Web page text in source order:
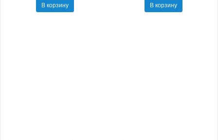
В корзину
В корзину